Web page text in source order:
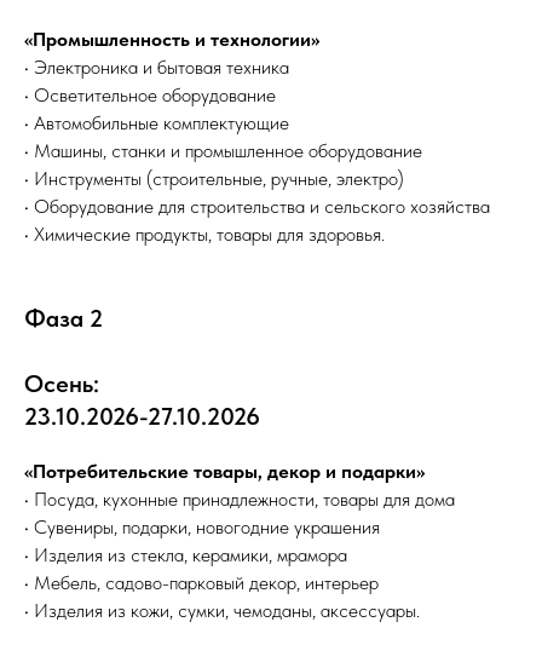
«Промышленность и технологии»
• Электроника и бытовая техника
• Осветительное оборудование
• Автомобильные комплектующие
• Машины, станки и промышленное оборудование
• Инструменты (строительные, ручные, электро)
• Оборудование для строительства и сельского хозяйства
• Химические продукты, товары для здоровья.
Фаза 2
Осень:
23.10.2026-27.10.2026
«Потребительские товары, декор и подарки»
• Посуда, кухонные принадлежности, товары для дома
• Сувениры, подарки, новогодние украшения
• Изделия из стекла, керамики, мрамора
• Мебель, садово-парковый декор, интерьер
• Изделия из кожи, сумки, чемоданы, аксессуары.